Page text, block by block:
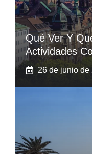
Qué Ver Y
Actividades
26 de junio de